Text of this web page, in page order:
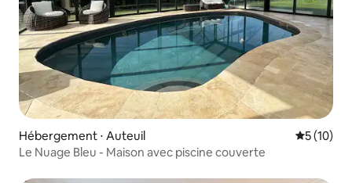
Hébergement ⋅ Auteuil
5 (10)
Le Nuage Bleu - Maison avec piscine couverte